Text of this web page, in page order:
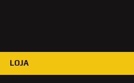
LOJA